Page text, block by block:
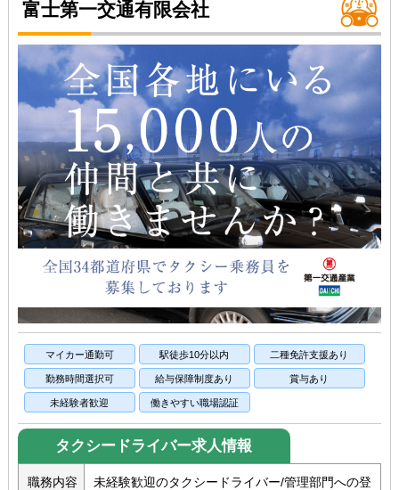
富士第一交通有限会社
マイカー通勤可 駅徒歩10分以内 二種免許支援あり
勤務時間選択可 給与保障制度あり 賞与あり
未経験者歓迎 働きやすい職場認証
タクシードライバー求人情報
職務内容
未経験歓迎のタクシードライバー/管理部門への登